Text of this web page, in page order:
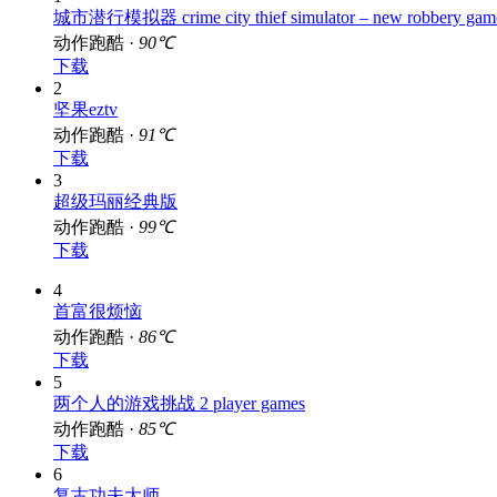
城市潜行模拟器 crime city thief simulator – new robbery
动作跑酷 · 90℃
下载
2
坚果eztv
动作跑酷 · 91℃
下载
3
超级玛丽经典版
动作跑酷 · 99℃
下载
4
首富很烦恼
动作跑酷 · 86℃
下载
5
两个人的游戏挑战 2 player games
动作跑酷 · 85℃
下载
6